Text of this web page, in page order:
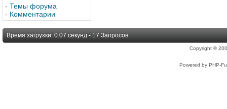
- Темы форума
- Комментарии
Время загрузки: 0.07 секунд - 17 Запросов
Copyright ©
Powered by PHP-